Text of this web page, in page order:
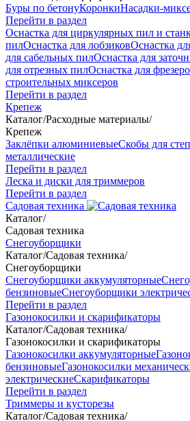
Буры по бетонуКоронкиНасадки-
Перейти в раздел
Оснастка для циркулярных пил и
пилОснастка для лобзиковОснастка
для сабельных пилОснастка для
для отрезных пилОснастка для
строительных миксеров
Перейти в раздел
Крепеж
Каталог/Расходные материалы/
Крепеж
Заклёпки алюминиевыеСкобы для
металлические
Перейти в раздел
Леска и диски для триммеров
Перейти в раздел
Садовая техника
Каталог/
Садовая техника
Снегоуборщики
Каталог/Садовая техника/
Снегоуборщики
Снегоуборщики аккумуляторные
бензиновыеСнегоуборщики
Перейти в раздел
Газонокосилки и скарификаторы
Каталог/Садовая техника/
Газонокосилки и скарификаторы
Газонокосилки аккумуляторные
бензиновыеГазонокосилки
электрическиеСкарификаторы
Перейти в раздел
Триммеры и кусторезы
Каталог/Садовая техника/